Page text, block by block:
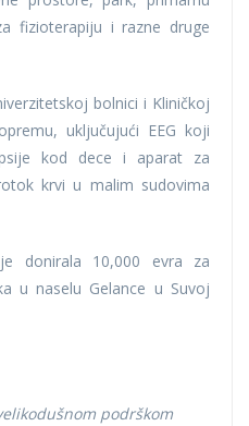
fizioterapiju i razne druge
bolnici i Kliničkoj
uključujući EEG koji
kod dece i aparat za
krvi u malim sudovima
donirala 10,000 evra za
u naselu Gelance u Suvoj
podrškom